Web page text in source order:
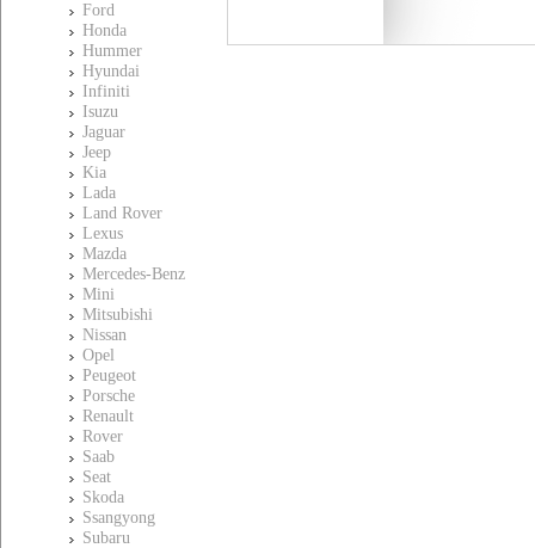
Ford
Honda
Hummer
Hyundai
Infiniti
Isuzu
Jaguar
Jeep
Kia
Lada
Land Rover
Lexus
Mazda
Mercedes-Benz
Mini
Mitsubishi
Nissan
Opel
Peugeot
Porsche
Renault
Rover
Saab
Seat
Skoda
Ssangyong
Subaru